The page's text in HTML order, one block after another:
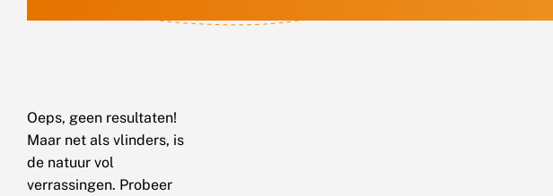
Oeps, geen resultaten!
Maar net als vlinders, is
de natuur vol
verrassingen. Probeer